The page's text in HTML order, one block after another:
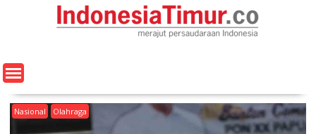
e
n
Nasional Olahraga